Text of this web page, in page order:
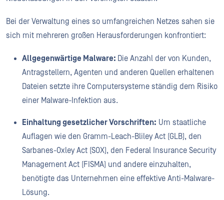
Bei der Verwaltung eines so umfangreichen Netzes sahen sie
sich mit mehreren großen Herausforderungen konfrontiert:
Allgegenwärtige Malware: Die Anzahl der von Kunden,
Antragstellern, Agenten und anderen Quellen erhaltenen
Dateien setzte ihre Computersysteme ständig dem Risiko
einer Malware-Infektion aus.
Einhaltung gesetzlicher Vorschriften: Um staatliche
Auflagen wie den Gramm-Leach-Bliley Act (GLB), den
Sarbanes-Oxley Act (SOX), den Federal Insurance Security
Management Act (FISMA) und andere einzuhalten,
benötigte das Unternehmen eine effektive Anti-Malware-
Lösung.